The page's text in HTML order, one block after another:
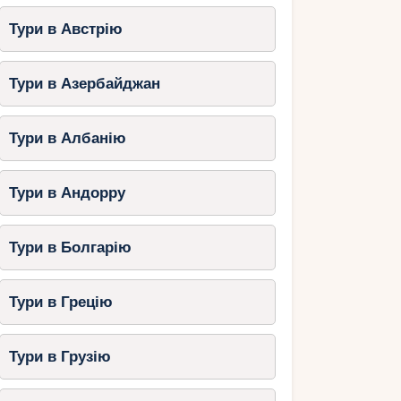
Тури в Австрію
Тури в Азербайджан
Тури в Албанію
Тури в Андорру
Тури в Болгарію
Тури в Грецію
Тури в Грузію